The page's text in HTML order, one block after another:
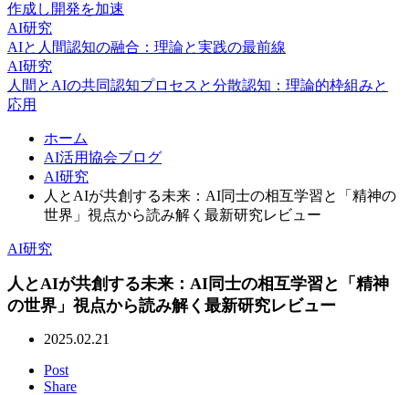
作成し開発を加速
AI研究
AIと人間認知の融合：理論と実践の最前線
AI研究
人間とAIの共同認知プロセスと分散認知：理論的枠組みと
応用
ホーム
AI活用協会ブログ
AI研究
人とAIが共創する未来：AI同士の相互学習と「精神の
世界」視点から読み解く最新研究レビュー
AI研究
人とAIが共創する未来：AI同士の相互学習と「精神
の世界」視点から読み解く最新研究レビュー
2025.02.21
Post
Share